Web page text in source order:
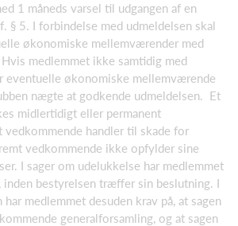
1 måneds varsel til udgangen af en
§ 5. I forbindelse med udmeldelsen skal
økonomiske mellemværender med
medlemmet ikke samtidig med
eventuelle økonomiske mellemværende
nægte at godkende udmeldelsen. Et
midlertidigt eller permanent
vedkommende handler til skade for
vedkommende ikke opfylder sine
I sager om udelukkelse har medlemmet
inden bestyrelsen træffer sin beslutning. I
medlemmet desuden krav på, at sagen
generalforsamling, og at sagen